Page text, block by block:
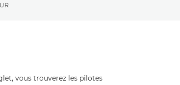
vous trouverez les pilotes